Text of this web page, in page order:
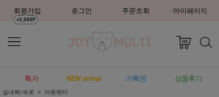
회원가입
+3,000P
로그인 주문조회 마이페이지
특가 NEW arrival 기획전 상품후기
실내복/속옷 아동팬티